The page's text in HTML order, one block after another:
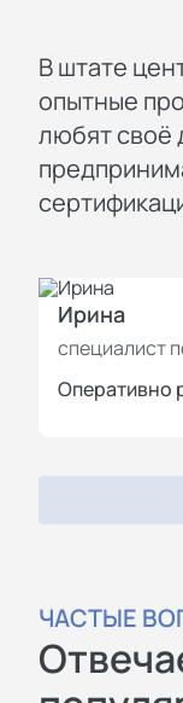
В штате
опытные
любят своё
Ирина
специалист
Оперативно
ЧАСТЫЕ